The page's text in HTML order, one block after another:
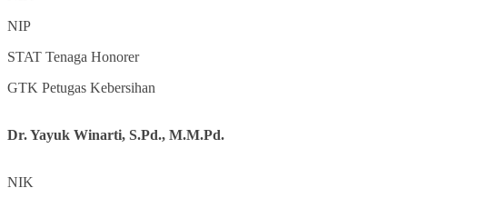
NIP
STAT Tenaga Honorer
GTK Petugas Kebersihan
Dr. Yayuk Winarti, S.Pd., M.M.Pd.
NIK